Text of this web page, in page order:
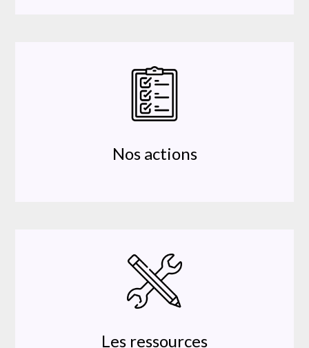
Nos actions
Les ressources